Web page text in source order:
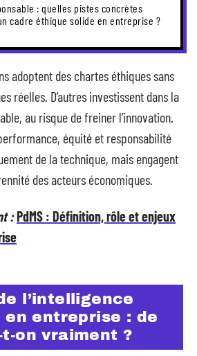
: quelles pistes concrètes
cadre éthique solide en entreprise ?
adoptent des chartes éthiques sans
réelles. D’autres investissent dans la
au risque de freiner l’innovation.
équité et responsabilité
de la technique, mais engagent
des acteurs économiques.
:PdMS : Définition, rôle et enjeux
l’intelligence
entreprise : de
on vraiment ?